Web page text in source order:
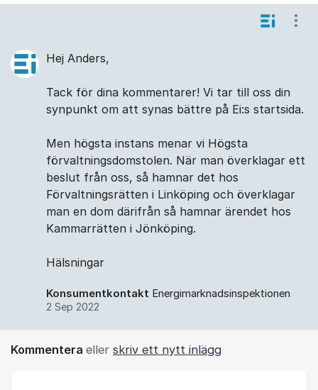
Hej Anders,
Tack för dina kommentarer! Vi tar till oss din
synpunkt om att synas bättre på Ei:s startsida.
Men högsta instans menar vi Högsta
förvaltningsdomstolen. När man överklagar ett
beslut från oss, så hamnar det hos
Förvaltningsrätten i Linköping och överklagar
man en dom därifrån så hamnar ärendet hos
Kammarrätten i Jönköping.
Hälsningar
Konsumentkontakt Energimarknadsinspektionen
2 Sep 2022
Kommentera eller skriv ett nytt inlägg